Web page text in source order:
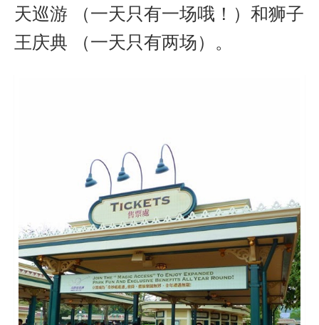
天巡游 （一天只有一场哦！）和狮子
王庆典 （一天只有两场）。